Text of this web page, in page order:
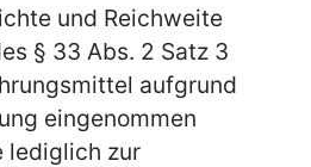
und Reichweite
§ 33 Abs. 2 Satz 3
aufgrund
eingenommen
lediglich zur